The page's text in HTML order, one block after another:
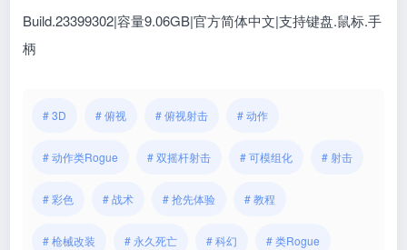
Build.23399302|容量9.06GB|官方简体中文|支持键盘.鼠标.手
柄
# 3D # 俯视 # 俯视射击 # 动作
# 动作类Rogue # 双摇杆射击 # 可模组化 # 射击
# 彩色 # 战术 # 抢先体验 # 教程
# 枪械改装 # 永久死亡 # 科幻 # 类Rogue